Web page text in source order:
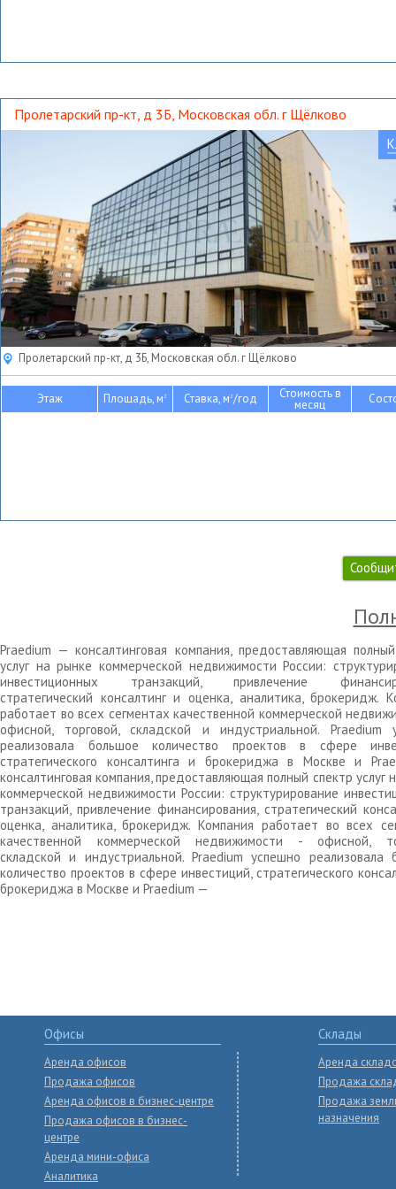
Пролетарский пр-кт, д 3Б, Московская обл. г Щёлково
Пролетарский пр-кт, д 3Б, Московская обл. г Щёлково
Этаж Площадь, м2 Ставка, м2/год Стоимость в
месяц
Praedium — консалтинговая компания, предоставляющая
услуг на рынке коммерческой недвижимости России:
инвестиционных транзакций, привлечение
стратегический консалтинг и оценка, аналитика, брокеридж.
работает во всех сегментах качественной коммерческой
офисной, торговой, складской и индустриальной. Praedium
реализовала большое количество проектов в сфере
стратегического консалтинга и брокериджа в Москве и
консалтинговая компания, предоставляющая полный спектр услуг
коммерческой недвижимости России: структурирование
транзакций, привлечение финансирования, стратегический
оценка, аналитика, брокеридж. Компания работает во всех
качественной коммерческой недвижимости - офисной,
складской и индустриальной. Praedium успешно реализовала
количество проектов в сфере инвестиций, стратегического
брокериджа в Москве и Praedium —
Офисы
Аренда офисов
Продажа офисов
Аренда офисов в бизнес-центре
Продажа офисов в бизнес-
центре
Аренда мини-офиса
Аналитика
Склады
Аренда
Продажа
Продажа
назначения